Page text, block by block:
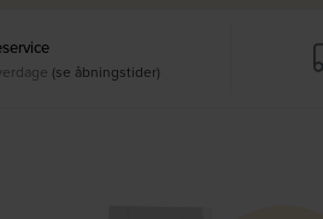
(se åbningstider)